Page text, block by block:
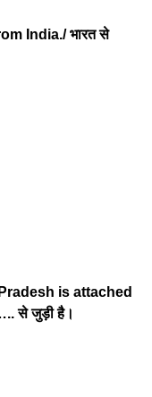
India./ भारत से
is attached
से जुड़ी है।